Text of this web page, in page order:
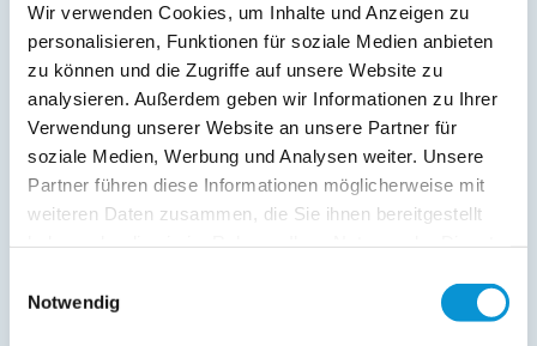
Wir verwenden Cookies, um Inhalte und Anzeigen zu
personalisieren, Funktionen für soziale Medien anbieten
zu können und die Zugriffe auf unsere Website zu
analysieren. Außerdem geben wir Informationen zu Ihrer
Verwendung unserer Website an unsere Partner für
soziale Medien, Werbung und Analysen weiter. Unsere
Partner führen diese Informationen möglicherweise mit
weiteren Daten zusammen, die Sie ihnen bereitgestellt
Notwendig
Service:
Verpflegung:
Beschreibung
Hereinspaziert und wohlgefühlt! Herzlich willkommen im
Appartement "Strand Brise". Auf 44 m² haben wir für Sie
bietet allen Komfort für entspannte Urlaubstage.